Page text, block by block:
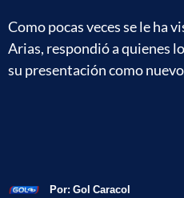
Como pocas veces se le ha
Arias, respondió a quienes
su presentación como
Por: Gol Caracol